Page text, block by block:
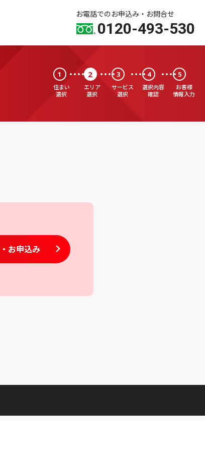
お電話でのお申込み・お問合せ
0120-493-530
1
住まい
選択
2
エリア
選択
3
サービス
選択
4
選択内容
確認
5
お客様
情報入力
・お申込み